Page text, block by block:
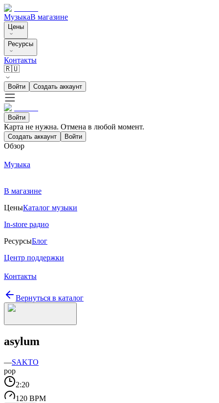
МузыкаВ магазине
Цены
Ресурсы
Контакты
🇷🇺
Войти Создать аккаунт
Войти
Карта не нужна. Отмена в любой момент.
Создать аккаунт Войти
Обзор
Музыка
В магазине
ЦеныКаталог музыки
In-store радио
РесурсыБлог
Центр поддержки
Контакты
Вернуться в каталог
asylum
—SAKTO
pop
2:20
120 BPM